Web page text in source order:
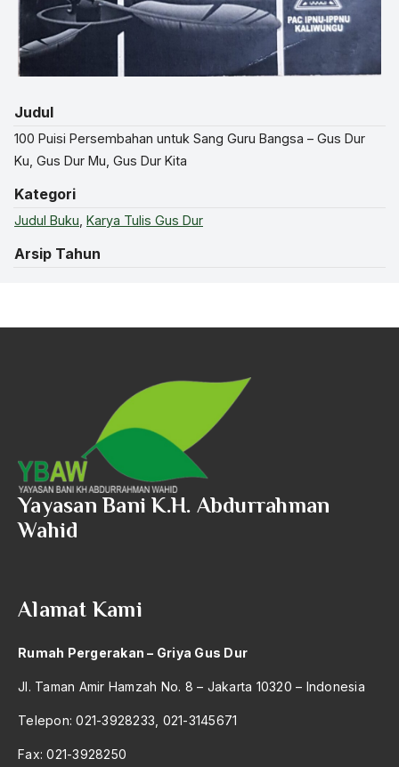
Judul
100 Puisi Persembahan untuk Sang Guru Bangsa – Gus Dur
Ku, Gus Dur Mu, Gus Dur Kita
Kategori
Judul Buku Karya Tulis Gus Dur
Arsip Tahun
Yayasan Bani K.H. Abdurrahman
Wahid
Alamat Kami
Rumah Pergerakan – Griya Gus Dur
Jl. Taman Amir Hamzah No. 8 – Jakarta 10320 – Indonesia
Telepon: 021-3928233, 021-3145671
Fax: 021-3928250